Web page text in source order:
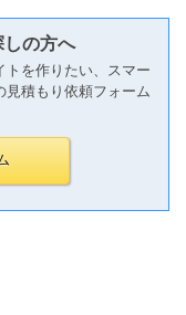
の方へ
トを作りたい、スマー
見積もり依頼フォーム